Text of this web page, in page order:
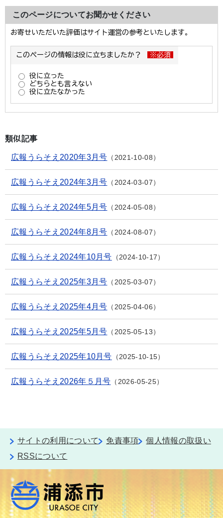
このページについてお聞かせください
類似記事
広報うらそえ2020年3月号 2021-10-08
広報うらそえ2024年3月号 2024-03-07
広報うらそえ2024年5月号 2024-05-08
広報うらそえ2024年8月号 2024-08-07
広報うらそえ2024年10月号 2024-10-17
広報うらそえ2025年3月号 2025-03-07
広報うらそえ2025年4月号 2025-04-06
広報うらそえ2025年5月号 2025-05-13
広報うらそえ2025年10月号 2025-10-15
広報うらそえ2026年５月号 2026-05-25
サイトの利用について 免責事項
個人情報の取扱い
RSSについて